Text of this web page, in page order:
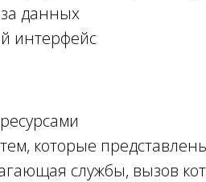
данных
интерфейс
которые
службы, вызов